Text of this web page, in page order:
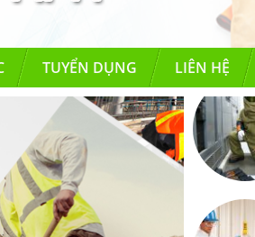
TUYỂN DỤNG LIÊN HỆ